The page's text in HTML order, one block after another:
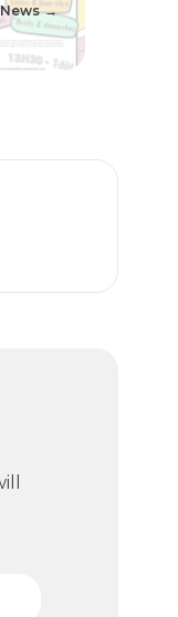
News